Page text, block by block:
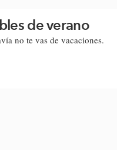
de verano
no te vas de vacaciones.